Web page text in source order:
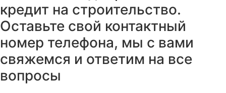
кредит на строительство.
Оставьте свой контактный
номер телефона, мы с вами
свяжемся и ответим на все
вопросы